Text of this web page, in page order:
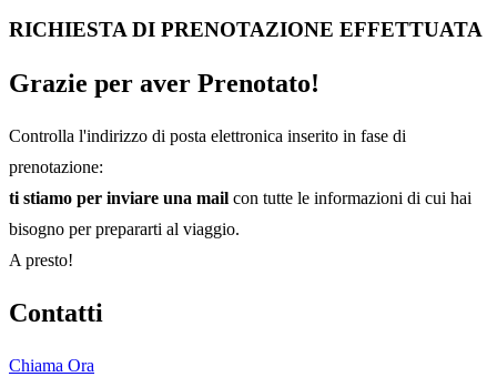
RICHIESTA DI PRENOTAZIONE EFFETTUATA
Grazie per aver Prenotato!
Controlla l'indirizzo di posta elettronica inserito in fase di
prenotazione:
ti stiamo per inviare una mail con tutte le informazioni di cui hai
bisogno per prepararti al viaggio.
A presto!
Contatti
Chiama Ora